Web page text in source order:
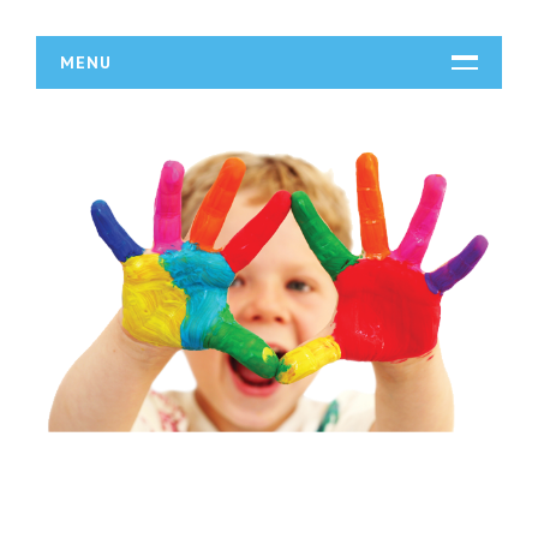
MENU
DZIAŁALNOŚĆ
Biura Rachunkowe
Doradztwo
Drukarnie
Handel
Hurtownie
Kredyty, Leasing
Oferty Pracy